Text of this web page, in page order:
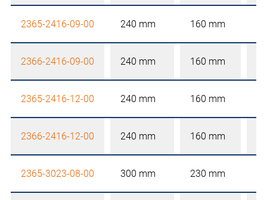
2365-2416-09-00 240 mm 160 mm
2366-2416-09-00 240 mm 160 mm
2365-2416-12-00 240 mm 160 mm
2366-2416-12-00 240 mm 160 mm
2365-3023-08-00 300 mm 230 mm